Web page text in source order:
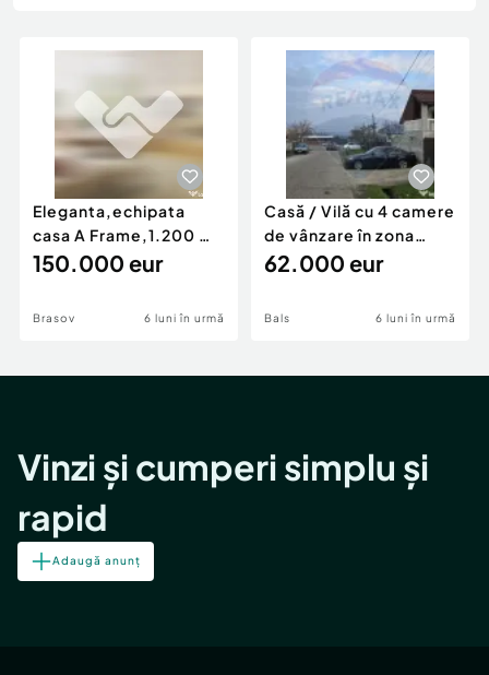
Animale de companie
Afaceri și echipamente profesionale
Inchiriere Bunuri si Vehicule
Utilaje agricole si industriale
Piese auto si accesorii
Dacia Duster
Eleganta,echipata
casa A Frame,1.200 mp
teren,deschidere Pia
150.000 eur
Brasov 6 luni în urmă
Casă / Vilă cu 4 camere
de vânzare în zona
Periferie
62.000 eur
Bals 6 luni în urmă
Vinzi și cumperi simplu și
rapid
Adaugă anunț